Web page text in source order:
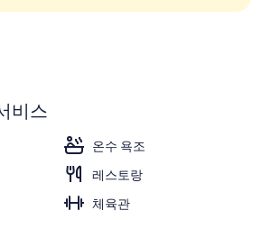
비스
온수 욕조
레스토랑
체육관